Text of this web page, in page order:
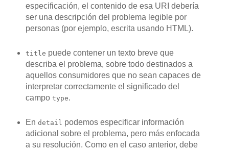
especificación, el contenido de esa URI debería
ser una descripción del problema legible por
personas (por ejemplo, escrita usando HTML).
title puede contener un texto breve que
describa el problema, sobre todo destinados a
aquellos consumidores que no sean capaces de
interpretar correctamente el significado del
campo type.
En detail podemos especificar información
adicional sobre el problema, pero más enfocada
a su resolución. Como en el caso anterior, debe